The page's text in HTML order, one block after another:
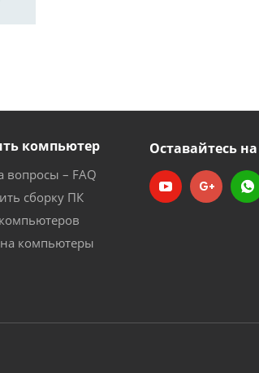
компьютер
вопросы – FAQ
сборку ПК
компьютеры
Оставайтесь